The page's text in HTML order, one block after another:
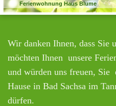
Ferienwohnung Haus Blume
Wir danken Ihnen, dass Sie
möchten Ihnen unsere
und würden uns freuen, Sie
Hause in Bad Sachsa im
dürfen.